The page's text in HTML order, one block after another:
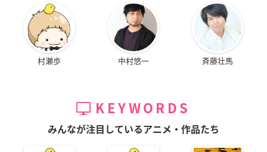
村瀬歩 中村悠一 斉藤壮馬
KEYWORDS
みんなが注目しているアニメ・作品たち